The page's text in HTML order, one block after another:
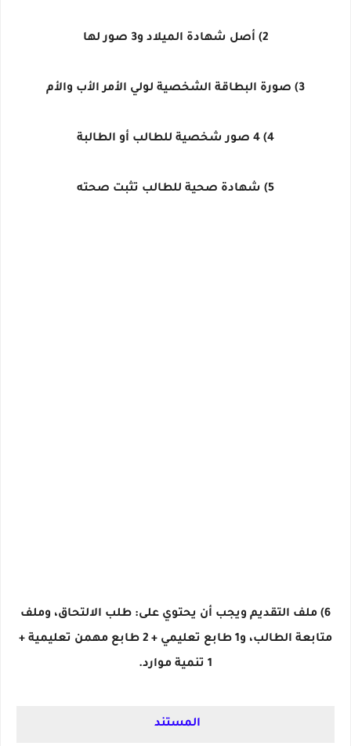
2) أصل شهادة الميلاد و3 صور لها
3) صورة البطاقة الشخصية لولي الأمر الأب والأم
4) 4 صور شخصية للطالب أو الطالبة
5) شهادة صحية للطالب تثبت صحته
6) ملف التقديم ويجب أن يحتوي على: طلب الالتحاق، وملف
متابعة الطالب، و1 طابع تعليمي + 2 طابع مهمن تعليمية +
1 تنمية موارد.
المستند